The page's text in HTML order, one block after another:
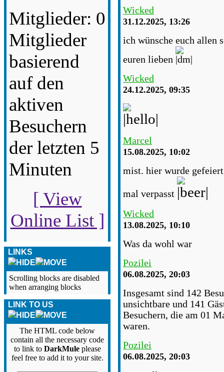
Mitglieder: 0
Mitglieder
basierend
auf den
aktiven
Besuchern
der letzten 5
Minuten
[ View
Online List ]
LINKS
Scrolling blocks are disabled
when arranging blocks
LINK TO US
The HTML code below
contain all the necessary code
to link to DarkMuleplease
feel free to add it to your site.
Wicked
31.12.2025, 13:26
ich wünsche euch allen
euren lieben
Wicked
24.12.2025, 09:35
Marcel
15.08.2025, 10:02
mist. hier wurde
mal verpasst
Wicked
13.08.2025, 10:10
Was da wohl war
Pozilei
06.08.2025, 20:03
Insgesamt sind 142
unsichtbare und 141
Besuchern, die am 01
waren.
Pozilei
06.08.2025, 20:03